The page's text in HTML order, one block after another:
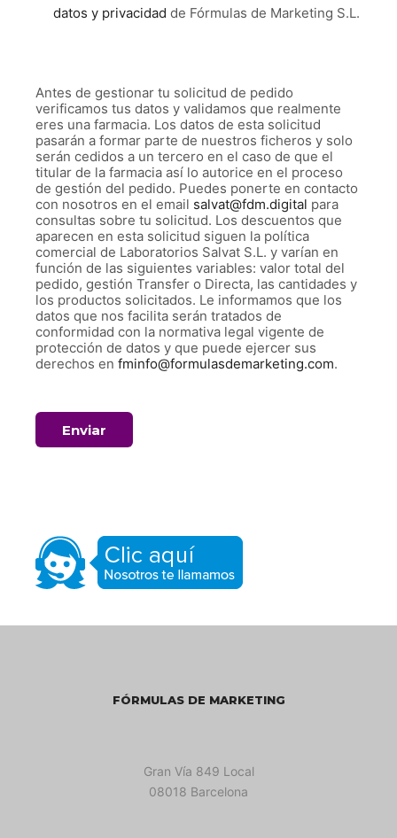
datos y privacidad de Fórmulas de Marketing S.L.
Antes de gestionar tu solicitud de pedido
verificamos tus datos y validamos que realmente
eres una farmacia. Los datos de esta solicitud
pasarán a formar parte de nuestros ficheros y solo
serán cedidos a un tercero en el caso de que el
titular de la farmacia así lo autorice en el proceso
de gestión del pedido. Puedes ponerte en contacto
con nosotros en el email salvat@fdm.digital para
consultas sobre tu solicitud. Los descuentos que
aparecen en esta solicitud siguen la política
comercial de Laboratorios Salvat S.L. y varían en
función de las siguientes variables: valor total del
pedido, gestión Transfer o Directa, las cantidades y
los productos solicitados. Le informamos que los
datos que nos facilita serán tratados de
conformidad con la normativa legal vigente de
protección de datos y que puede ejercer sus
derechos en fminfo@formulasdemarketing.com.
FÓRMULAS DE MARKETING
Gran Vía 849 Local
08018 Barcelona